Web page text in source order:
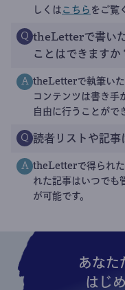
しくは こちら をご覧
Q theLetterで書い
ことはできますか
A theLetterで執筆いた
コンテンツは書き手
自由に行うことがで
Q 読者リストや記事
A theLetterで得られた
れた記事はいつでも
が可能です。
あなた
はじ